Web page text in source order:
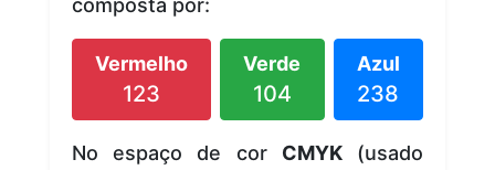
Vermelho
123
Verde
104
Azul
238
No espaço de cor CMYK(usado